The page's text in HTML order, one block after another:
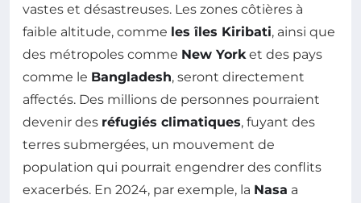
vastes et désastreuses. Les zones côtières à
faible altitude, comme les îles Kiribati, ainsi que
des métropoles comme New York et des pays
comme le Bangladesh, seront directement
affectés. Des millions de personnes pourraient
devenir des réfugiés climatiques, fuyant des
terres submergées, un mouvement de
population qui pourrait engendrer des conflits
exacerbés. En 2024, par exemple, la Nasa a